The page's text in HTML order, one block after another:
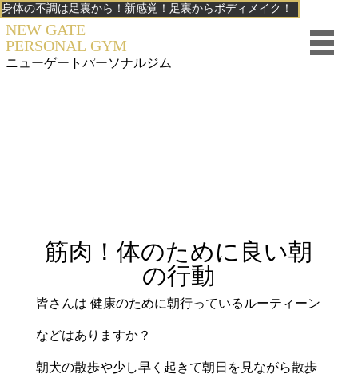
身体の不調は足裏から！新感覚！足裏からボディメイク！
NEW GATE
PERSONAL GYM
ニューゲート パーソナルジム
筋肉！体のために良い朝
の行動
皆さんは 健康のために朝行っているルーティーン
などはありますか？
朝犬の散歩や少し早く起きて朝日を見ながら散歩